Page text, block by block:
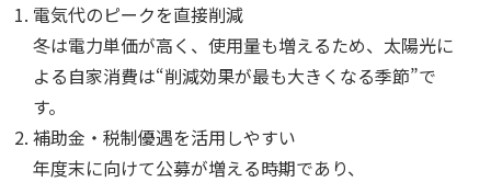
電気代のピークを直接削減
冬は電力単価が高く、使用量も増えるため、太陽光に
よる自家消費は“削減効果が最も大きくなる季節”で
す。
補助金・税制優遇を活用しやすい
年度末に向けて公募が増える時期であり、